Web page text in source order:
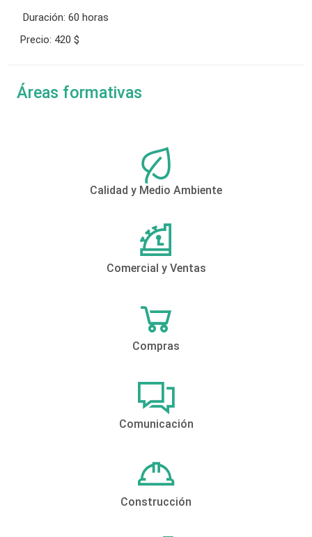
Duración: 60 horas
Precio: 420 $
Áreas formativas
Calidad y Medio Ambiente
Comercial y Ventas
Compras
Comunicación
Construcción